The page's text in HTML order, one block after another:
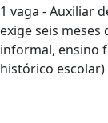
1 vaga - Auxiliar
exige seis
informal, ensino
histórico escolar)